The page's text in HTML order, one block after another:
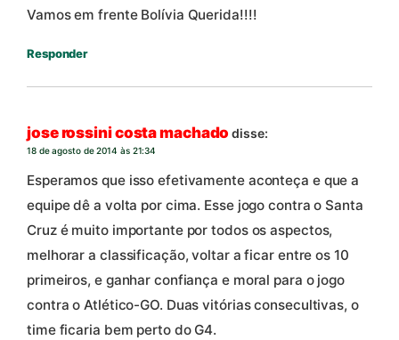
Vamos em frente Bolívia Querida!!!!
Responder
jose rossini costa machado disse:
18 de agosto de 2014 às 21:34
Esperamos que isso efetivamente aconteça e que a
equipe dê a volta por cima. Esse jogo contra o Santa
Cruz é muito importante por todos os aspectos,
melhorar a classificação, voltar a ficar entre os 10
primeiros, e ganhar confiança e moral para o jogo
contra o Atlético-GO. Duas vitórias consecultivas, o
time ficaria bem perto do G4.